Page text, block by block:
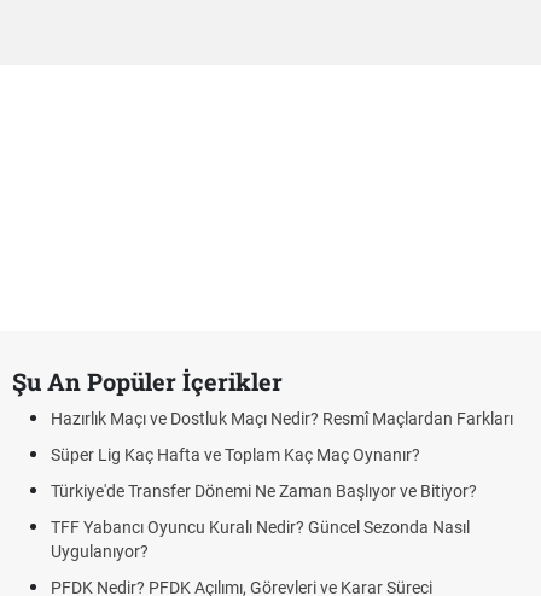
Şu An Popüler İçerikler
Hazırlık Maçı ve Dostluk Maçı Nedir? Resmî Maçlardan Farkları
Süper Lig Kaç Hafta ve Toplam Kaç Maç Oynanır?
Türkiye'de Transfer Dönemi Ne Zaman Başlıyor ve Bitiyor?
TFF Yabancı Oyuncu Kuralı Nedir? Güncel Sezonda Nasıl
Uygulanıyor?
PFDK Nedir? PFDK Açılımı, Görevleri ve Karar Süreci